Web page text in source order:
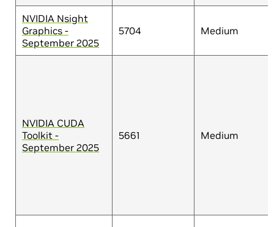
NVIDIA Nsight
Graphics -
September 2025
5704 Medium
NVIDIA CUDA
Toolkit -
September 2025
5661 Medium